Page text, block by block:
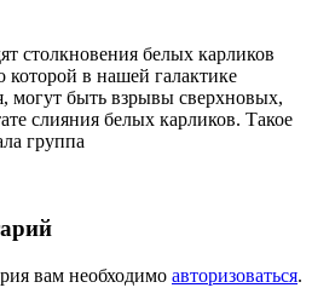
столкновения белых карликов
в нашей галактике
могут быть взрывы сверхновых,
слияния белых карликов. Такое
группа
вам необходимо авторизоваться.